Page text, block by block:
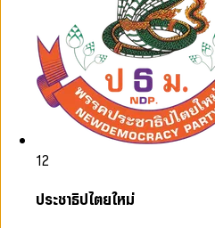
12
ประชาธิปไตยใหม่